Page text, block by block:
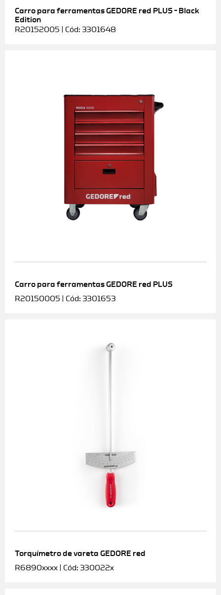
Carro para ferramentas GEDORE red PLUS – Black
Edition
R20152005 | Cód: 3301648
Carro para ferramentas GEDORE red PLUS
R20150005 | Cód: 3301653
Torquímetro de vareta GEDORE red
R6890xxxx | Cód: 330022x